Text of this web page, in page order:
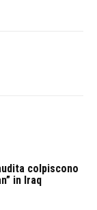
colpiscono
in Iraq